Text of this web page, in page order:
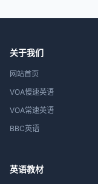
关于我们
网站首页
VOA慢速英语
VOA常速英语
BBC英语
英语教材